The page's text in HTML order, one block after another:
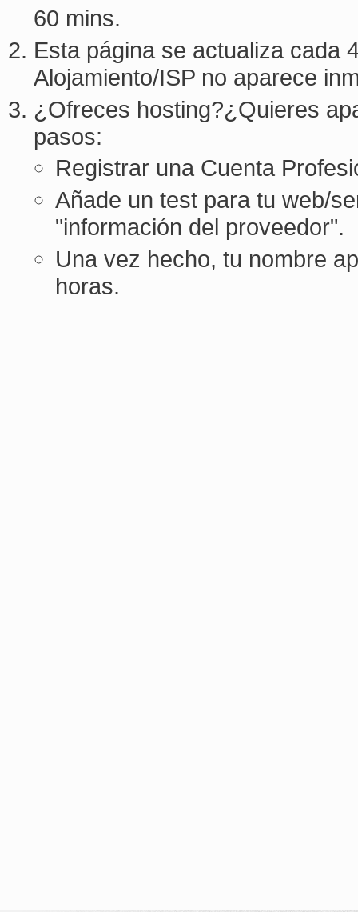
60 mins.
Esta página se actualiza cada
Alojamiento/ISP no aparece
¿Ofreces hosting?¿Quieres
pasos:
Registrar una Cuenta
Añade un test para tu web/
"información del proveedor".
Una vez hecho, tu nombre
horas.